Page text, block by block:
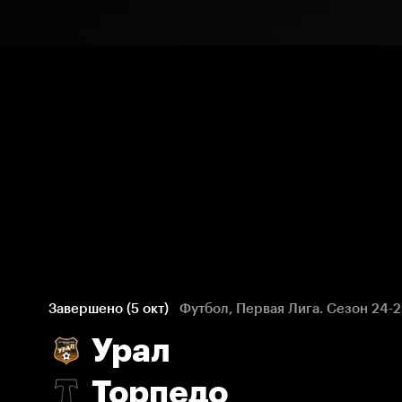
Завершено (5 окт) Футбол, Первая Лига. Сезон 24-
Урал
Торпедо